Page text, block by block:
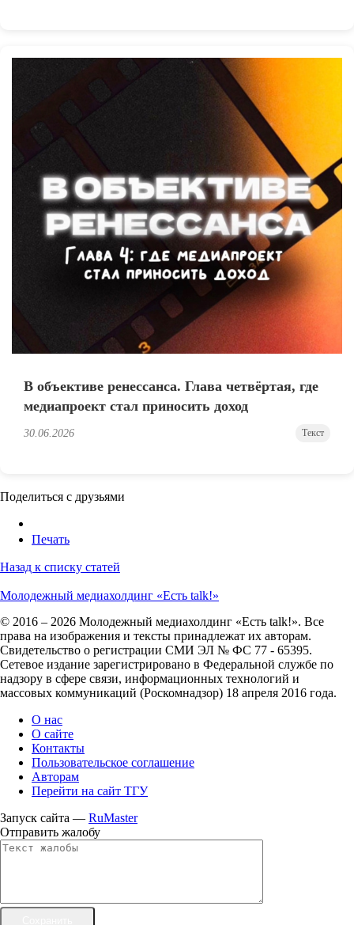
В объективе ренессанса. Глава четвёртая, где
медиапроект стал приносить доход
30.06.2026 Текст
Поделиться с друзьями
Печать
Назад к списку статей
Молодежный медиахолдинг «Есть talk!»
© 2016 – 2026 Молодежный медиахолдинг «Есть talk!». Все
права на изображения и тексты принадлежат их авторам.
Свидетельство о регистрации СМИ ЭЛ № ФС 77 - 65395.
Сетевое издание зарегистрировано в Федеральной службе по
надзору в сфере связи, информационных технологий и
массовых коммуникаций (Роскомнадзор) 18 апреля 2016 года.
О нас
О сайте
Контакты
Пользовательское соглашение
Авторам
Перейти на сайт ТГУ
Запуск сайта — RuMaster
Отправить жалобу